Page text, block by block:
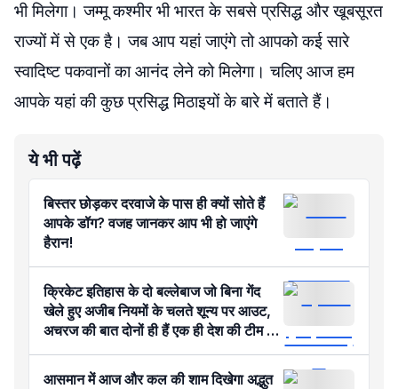
भी मिलेगा। जम्मू कश्मीर भी भारत के सबसे प्रसिद्ध और खूबसूरत
राज्यों में से एक है। जब आप यहां जाएंगे तो आपको कई सारे
स्वादिष्ट पकवानों का आनंद लेने को मिलेगा। चलिए आज हम
आपके यहां की कुछ प्रसिद्ध मिठाइयों के बारे में बताते हैं।
ये भी पढ़ें
बिस्तर छोड़कर दरवाजे के पास ही क्यों सोते हैं
आपके डॉग? वजह जानकर आप भी हो जाएंगे
हैरान!
क्रिकेट इतिहास के दो बल्लेबाज जो बिना गेंद
खेले हुए अजीब नियमों के चलते शून्य पर आउट,
अचरज की बात दोनों ही हैं एक ही देश की टीम के
खिलाड़ी
आसमान में आज और कल की शाम दिखेगा अद्भुत